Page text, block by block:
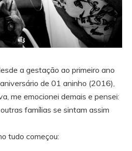
a gestação ao primeiro ano
de 01 aninho (2016),
me emocionei demais e pensei:
famílias se sintam assim
tudo começou: